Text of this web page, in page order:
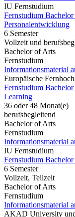
IU Fernstudium
Fernstudium
Personalentwicklung
6 Semester
Vollzeit und
Bachelor of Arts
Fernstudium
Informationsmaterial
Europäische
Fernstudium
Learning
36 oder 48 Monat(e)
berufsbegleitend
Bachelor of Arts
Fernstudium
Informationsmaterial
IU Fernstudium
Fernstudium Bachelor
6 Semester
Vollzeit, Teilzeit
Bachelor of Arts
Fernstudium
Informationsmaterial
AKAD University